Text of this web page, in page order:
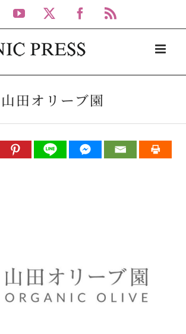
Instagram
YouTube Facebook
山田オリーブ園